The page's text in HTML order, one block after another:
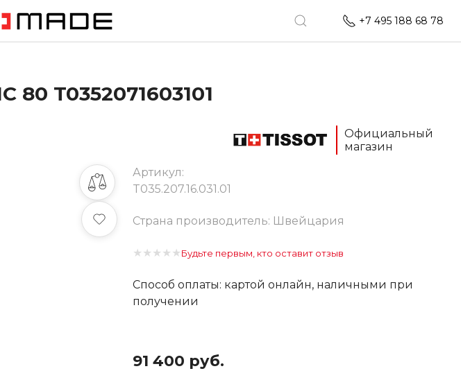
+7 495 188 68 78
80 T0352071603101
Официальный
магазин
Артикул:
T035.207.16.031.01
Страна производитель: Швейцария
★ ★ ★ ★ ★Будьте первым, кто оставит отзыв
Способ оплаты: картой онлайн, наличными при
получении
91 400 руб.